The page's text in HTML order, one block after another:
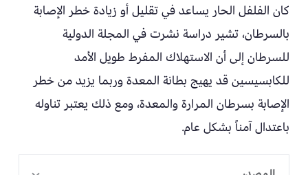
كان الفلفل الحار يساعد في تقليل أو زيادة خطر الإصابة
بالسرطان، تشير دراسة نشرت في المجلة الدولية
للسرطان إلى أن الاستهلاك المفرط طويل الأمد
للكابسيسين قد يهيج بطانة المعدة وربما يزيد من خطر
الإصابة بسرطان المرارة والمعدة، ومع ذلك يعتبر تناوله
باعتدال آمناً بشكل عام.